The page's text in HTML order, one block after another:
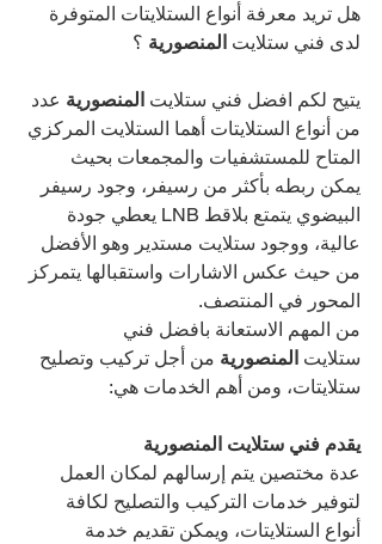
هل تريد معرفة أنواع الستلايتات المتوفرة
لدى فني ستلايت المنصورية ؟
يتيح لكم افضل فني ستلايت المنصورية عدد
من أنواع الستلايتات أهما الستلايت المركزي
المتاح للمستشفيات والمجمعات بحيث
يمكن ربطه بأكثر من رسيفر، وجود رسيفر
البيضوي يتمتع بلاقط LNB يعطي جودة
عالية، ووجود ستلايت مستدير وهو الأفضل
من حيث عكس الاشارات واستقبالها يتمركز
المحور في المنتصف.
من المهم الاستعانة بافضل فني
ستلايت المنصورية من أجل تركيب وتصليح
ستلايتات، ومن أهم الخدمات هي:
يقدم فني ستلايت المنصورية
عدة مختصين يتم إرسالهم لمكان العمل
لتوفير خدمات التركيب والتصليح لكافة
أنواع الستلايتات، ويمكن تقديم خدمة